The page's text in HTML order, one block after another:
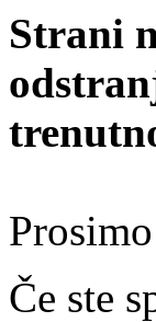
Strani
Če ste